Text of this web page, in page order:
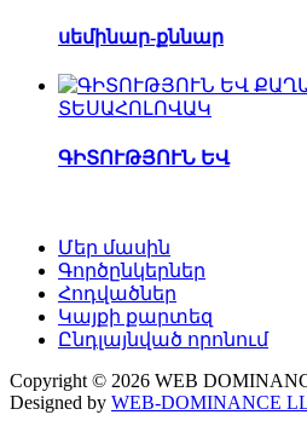
սեմինար-քննար
ՏԵՍԱՀՈԼՈՎԱԿ
ԳԻՏՈՒԹՅՈՒՆ ԵՎ
Մեր մասին
Գործընկերներ
Հոդվածներ
Կայքի քարտեզ
Ընդլայնված որոնում
Copyright © 2026 WEB
Designed by WEB-DOMINANCE